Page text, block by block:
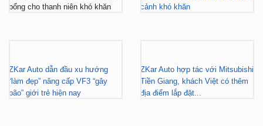
bổng cho thanh niên khó khăn
cảnh khó khăn
ZKar Auto dẫn đầu xu hướng
“làm đẹp” nâng cấp VF3 “gây
bão” giới trẻ hiện nay
ZKar Auto hợp tác với Mitsubishi
Tiền Giang, khách Việt có thêm
địa điểm lắp đặt...